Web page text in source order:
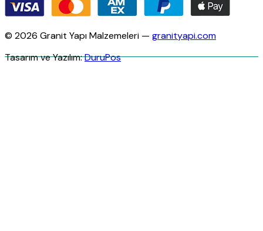
© 2026 Granit Yapı Malzemeleri — granityapi.com
Tasarım ve Yazılım:DuruPos